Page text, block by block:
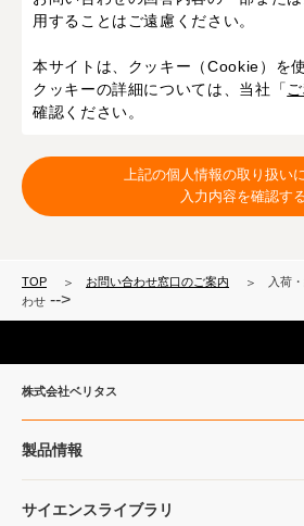
用することはご遠慮ください。
本サイトは、クッキー（Cookie）を
クッキーの詳細については、当社「
確認ください。
上記の個人情報の取り扱い
入力内容を確認す
TOP お問い合わせ窓口のご案内
入荷
わせ -->
株式会社ベリタス
製品情報
サイエンスライブラリ